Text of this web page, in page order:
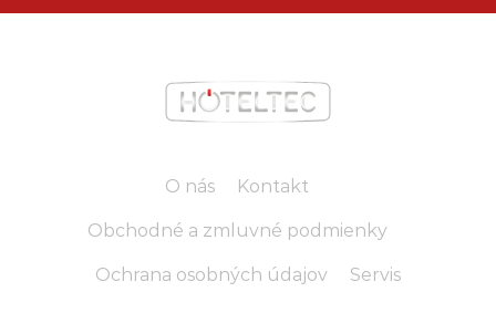
O nás Kontakt
Obchodné a zmluvné podmienky
Ochrana osobných údajov Servis